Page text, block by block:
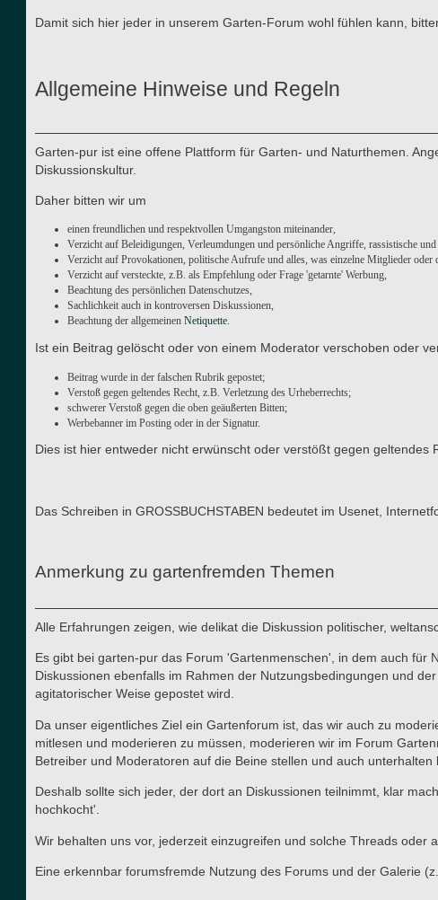
Damit sich hier jeder in unserem Garten-Forum wohl fühlen kann,
Allgemeine Hinweise und Regeln
Garten-pur ist eine offene Plattform für Garten- und Naturthemen.
Diskussionskultur.
Daher bitten wir um
einen freundlichen und respektvollen Umgangston miteinander,
Verzicht auf Beleidigungen, Verleumdungen und persönliche Angriffe, rassistische
Verzicht auf Provokationen, politische Aufrufe und alles, was einzelne Mitglieder
Verzicht auf versteckte, z.B. als Empfehlung oder Frage 'getarnte' Werbung,
Beachtung des persönlichen Datenschutzes,
Sachlichkeit auch in kontroversen Diskussionen,
Beachtung der allgemeinen Netiquette.
Ist ein Beitrag gelöscht oder von einem Moderator verschoben oder
Beitrag wurde in der falschen Rubrik gepostet;
Verstoß gegen geltendes Recht, z.B. Verletzung des Urheberrechts;
schwerer Verstoß gegen die oben geäußerten Bitten;
Werbebanner im Posting oder in der Signatur.
Dies ist hier entweder nicht erwünscht oder verstößt gegen
Das Schreiben in GROSSBUCHSTABEN bedeutet im Usenet,
Anmerkung zu gartenfremden Themen
Alle Erfahrungen zeigen, wie delikat die Diskussion politischer,
Es gibt bei garten-pur das Forum 'Gartenmenschen', in dem auch für
Diskussionen ebenfalls im Rahmen der Nutzungsbedingungen und
agitatorischer Weise gepostet wird.
Da unser eigentliches Ziel ein Gartenforum ist, das wir auch zu
mitlesen und moderieren zu müssen, moderieren wir im Forum
Betreiber und Moderatoren auf die Beine stellen und auch
Deshalb sollte sich jeder, der dort an Diskussionen teilnimmt, klar
hochkocht'.
Wir behalten uns vor, jederzeit einzugreifen und solche Threads oder
Eine erkennbar forumsfremde Nutzung des Forums und der Galerie